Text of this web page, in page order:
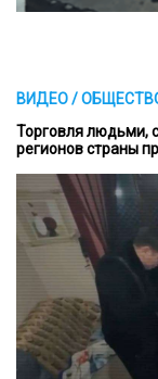
ВИДЕО /
Торговля людьми,
регионов страны